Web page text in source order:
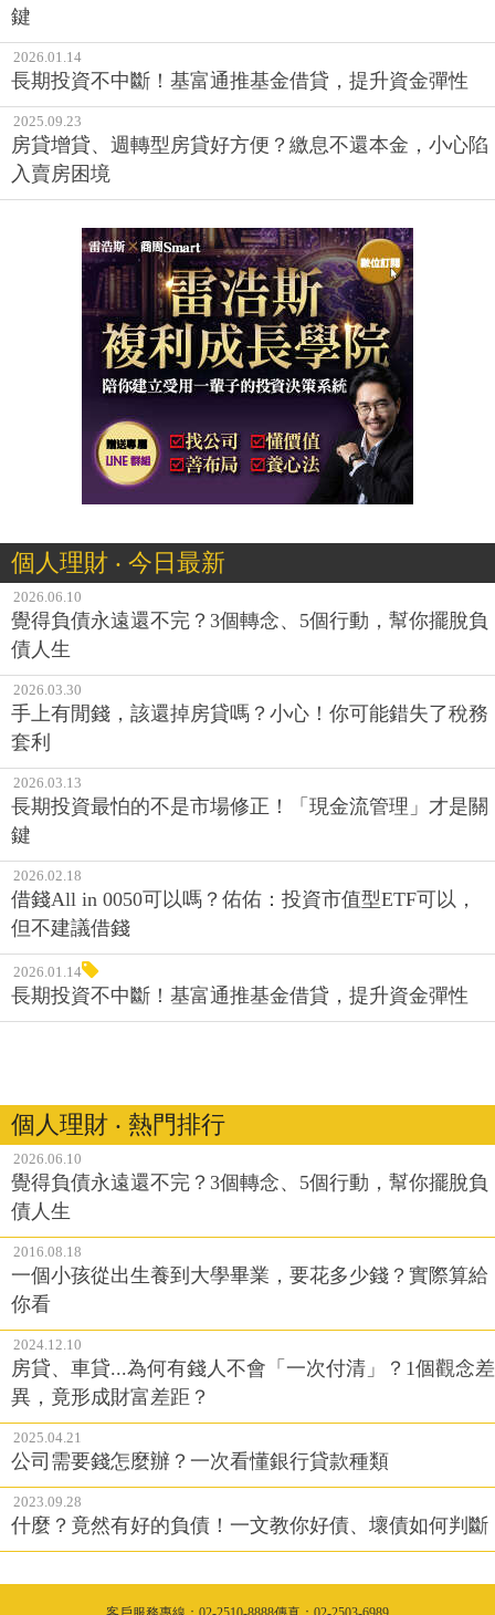
鍵
2026.01.14
長期投資不中斷！基富通推基金借貸，提升資金彈性
2025.09.23
房貸增貸、週轉型房貸好方便？繳息不還本金，小心陷
入賣房困境
個人理財 ‧ 今日最新
2026.06.10
覺得負債永遠還不完？3個轉念、5個行動，幫你擺脫負
債人生
2026.03.30
手上有閒錢，該還掉房貸嗎？小心！你可能錯失了稅務
套利
2026.03.13
長期投資最怕的不是市場修正！「現金流管理」才是關
鍵
2026.02.18
借錢All in 0050可以嗎？佑佑：投資市值型ETF可以，
但不建議借錢
2026.01.14
長期投資不中斷！基富通推基金借貸，提升資金彈性
個人理財 ‧ 熱門排行
2026.06.10
覺得負債永遠還不完？3個轉念、5個行動，幫你擺脫負
債人生
2016.08.18
一個小孩從出生養到大學畢業，要花多少錢？實際算給
你看
2024.12.10
房貸、車貸...為何有錢人不會「一次付清」？1個觀念差
異，竟形成財富差距？
2025.04.21
公司需要錢怎麼辦？一次看懂銀行貸款種類
2023.09.28
什麼？竟然有好的負債！一文教你好債、壞債如何判斷